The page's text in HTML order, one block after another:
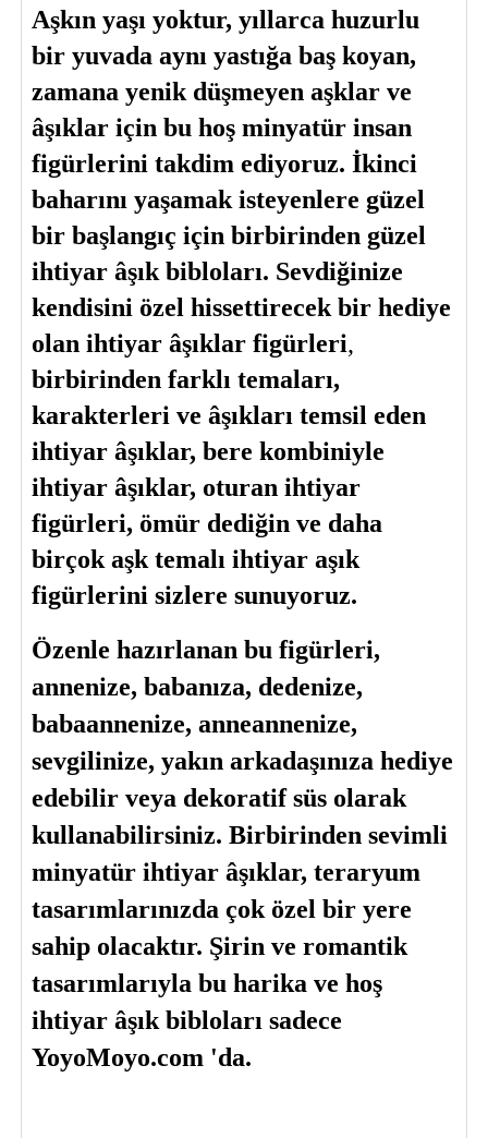
Aşkın yaşı yoktur, yıllarca huzurlu
bir yuvada aynı yastığa baş koyan,
zamana yenik düşmeyen aşklar ve
âşıklar için bu hoş minyatür insan
figürlerini takdim ediyoruz. İkinci
baharını yaşamak isteyenlere güzel
bir başlangıç için birbirinden güzel
ihtiyar âşık bibloları. Sevdiğinize
kendisini özel hissettirecek bir hediye
olan ihtiyar âşıklar figürleri
birbirinden farklı temaları,
karakterleri ve âşıkları temsil eden
ihtiyar âşıklar, bere kombiniyle
ihtiyar âşıklar, oturan ihtiyar
figürleri, ömür dediğin ve daha
birçok aşk temalı ihtiyar aşık
figürlerini sizlere sunuyoruz.
Özenle hazırlanan bu figürleri,
annenize, babanıza, dedenize,
babaannenize, anneannenize,
sevgilinize, yakın arkadaşınıza hediye
edebilir veya dekoratif süs olarak
kullanabilirsiniz. Birbirinden sevimli
minyatür ihtiyar âşıklar, teraryum
tasarımlarınızda çok özel bir yere
sahip olacaktır. Şirin ve romantik
tasarımlarıyla bu harika ve hoş
YoyoMoyo.com 'da.